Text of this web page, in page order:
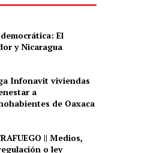
El
y Nicaragua
Infonavit viviendas
a
de Oaxaca
|| Medios,
o ley